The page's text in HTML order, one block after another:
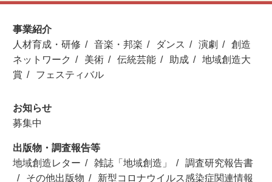
事業紹介
人材育成・研修
音楽・邦楽 ダンス 演劇
創造
ネットワーク
美術 伝統芸能 助成
地域創造大
賞
フェスティバル
お知らせ
募集中
出版物・調査報告等
地域創造レター
雑誌「地域創造」
調査研究報告書
その他出版物
新型コロナウイルス感染症関連情報